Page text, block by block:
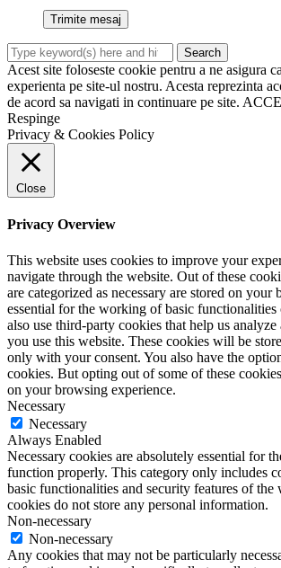
Acest site foloseste cookie pentru a ne asigura
experienta pe site-ul nostru. Acesta reprezinta
de acord sa navigati in continuare pe site.
Respinge
Privacy & Cookies Policy
Close
Privacy Overview
This website uses cookies to improve your
navigate through the website. Out of these
are categorized as necessary are stored on your
essential for the working of basic functionalities
also use third-party cookies that help us
you use this website. These cookies will be
only with your consent. You also have the
cookies. But opting out of some of these
on your browsing experience.
Necessary
Necessary
Always Enabled
Necessary cookies are absolutely essential for
function properly. This category only includes
basic functionalities and security features of the
cookies do not store any personal information.
Non-necessary
Non-necessary
Any cookies that may not be particularly